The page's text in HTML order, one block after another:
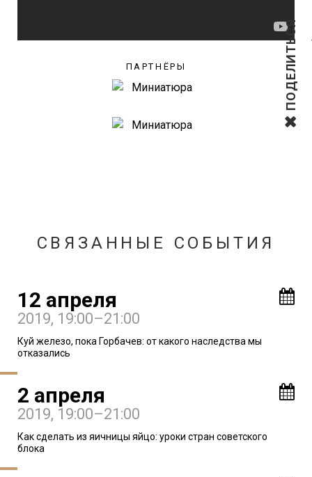
ПОДЕЛИТЬСЯ
ПАРТНЁРЫ
СВЯЗАННЫЕ СОБЫТИЯ
12 апреля
2019, 19:00–21:00
Куй железо, пока Горбачев: от какого наследства мы
отказались
2 апреля
2019, 19:00–21:00
Как сделать из яичницы яйцо: уроки стран советского
блока